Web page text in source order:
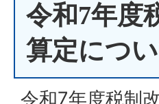
令和7年度
算定につ
令和7年度税制